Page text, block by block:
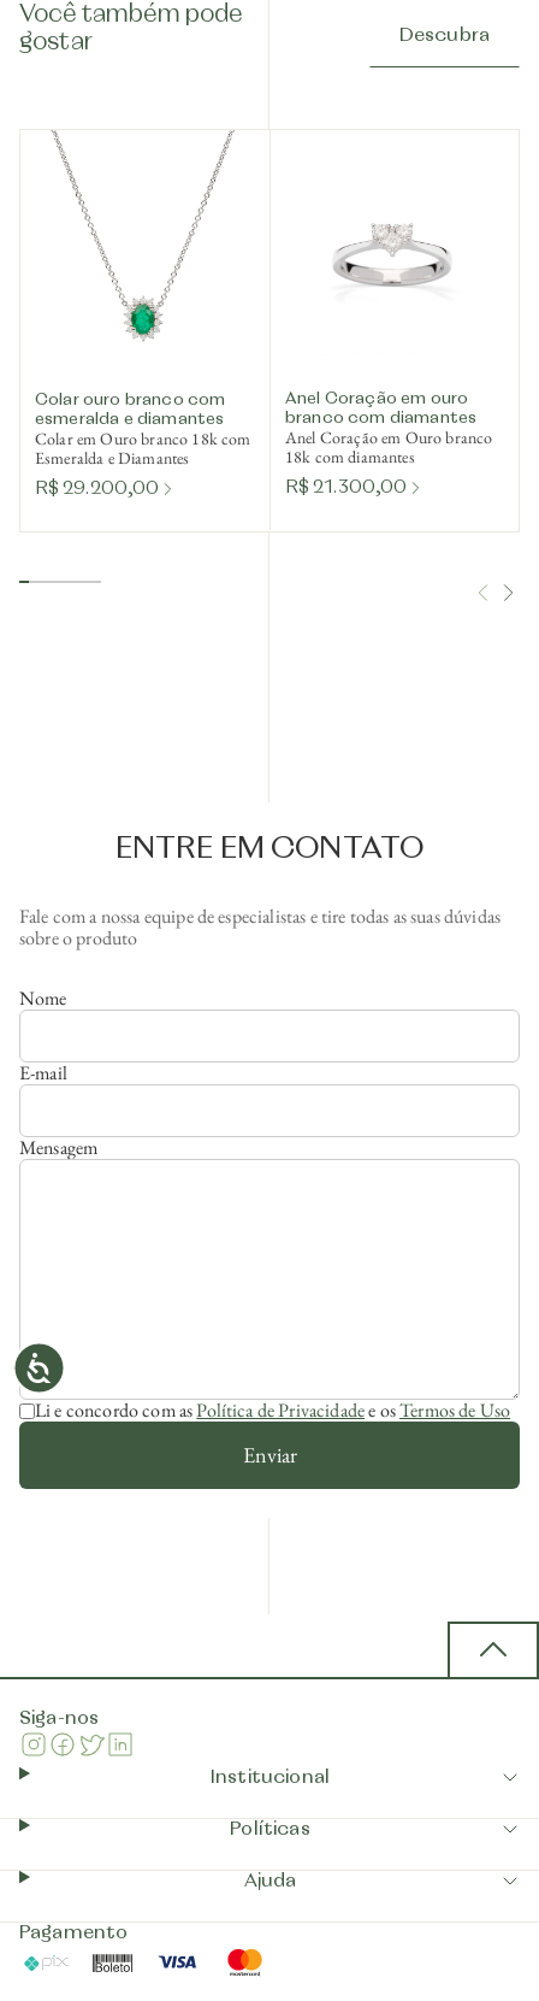
Você também pode
gostar
Descubra
Colar ouro branco com
esmeralda e diamantes
Colar em Ouro branco 18k com
Esmeralda e Diamantes
R$ 29.200,00
Anel Coração em ouro
branco com diamantes
Anel Coração em Ouro branco
18k com diamantes
R$ 21.300,00
ENTRE EM CONTATO
Fale com a nossa equipe de especialistas e tire todas as suas dúvidas
sobre o produto
Nome
E-mail
Mensagem
Li e concordo com asPolítica de Privacidadee osTermos de Uso
Enviar
Siga-nos
Instagram
Facebook
Twitter
Institucional
Políticas
Ajuda
Pagamento
Pix Boleto Visa